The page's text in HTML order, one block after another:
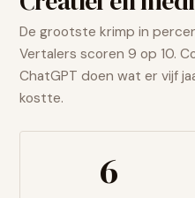
De grootste krimp in
Vertalers scoren 9 op 10.
ChatGPT doen wat er vijf
kostte.
6